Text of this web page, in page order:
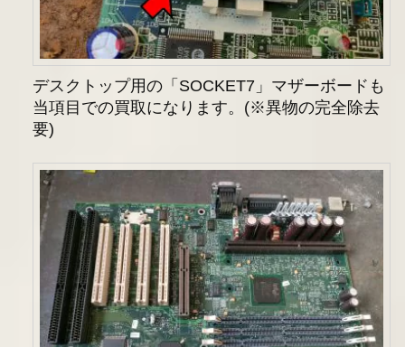
デスクトップ用の「SOCKET7」マザーボードも
当項目での買取になります。(※異物の完全除去
要)